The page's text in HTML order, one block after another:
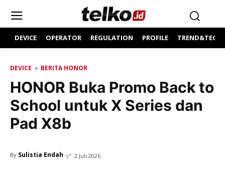
DEVICE OPERATOR REGULATION PROFILE
DEVICE BERITA HONOR
HONOR Buka Promo Back to
School untuk X Series dan
Pad X8b
By Sulistia Endah 2 Juli 2026